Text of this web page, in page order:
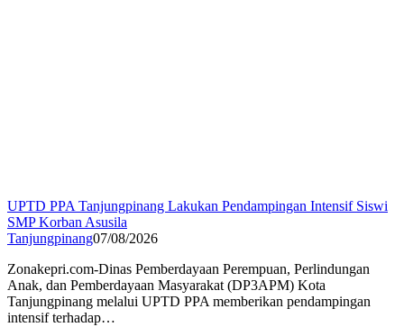
UPTD PPA Tanjungpinang Lakukan Pendampingan Intensif Siswi
SMP Korban Asusila
Tanjungpinang07/08/2026
Zonakepri.com-Dinas Pemberdayaan Perempuan, Perlindungan
Anak, dan Pemberdayaan Masyarakat (DP3APM) Kota
Tanjungpinang melalui UPTD PPA memberikan pendampingan
intensif terhadap…